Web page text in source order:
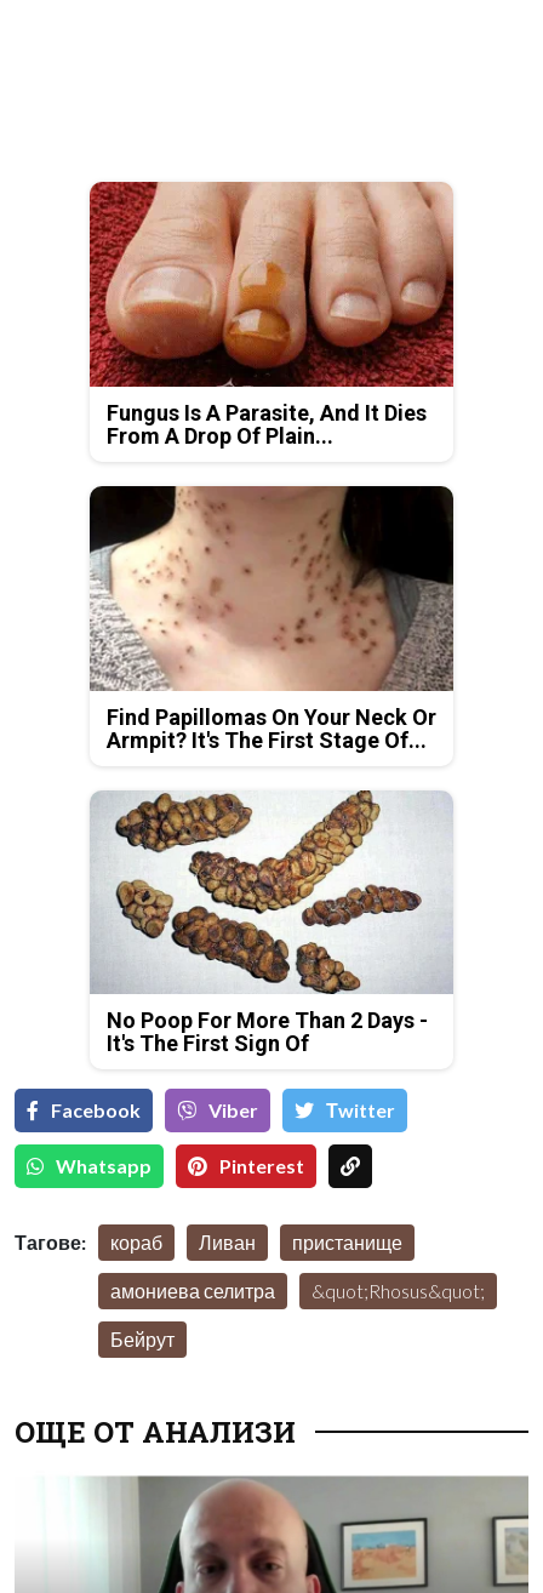
Fungus Is A Parasite, And It Dies
From A Drop Of Plain...
Find Papillomas On Your Neck Or
Armpit? It's The First Stage Of...
No Poop For More Than 2 Days -
It's The First Sign Of
Facebook Viber Тwitter
Whatsapp Pinterest
Тагове: кораб Ливан пристанище
амониева селитра &quot;Rhosus&quot;
Бейрут
ОЩЕ ОТ АНАЛИЗИ